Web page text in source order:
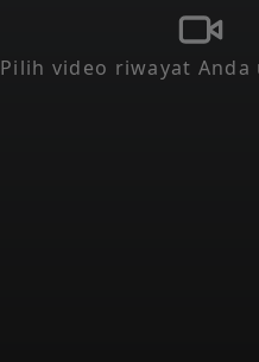
Pilih video riwayat